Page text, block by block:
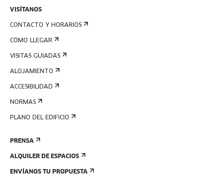
VISÍTANOS
CONTACTO Y HORARIOS
CÓMO LLEGAR
VISITAS GUIADAS
ALOJAMIENTO
ACCESIBILIDAD
NORMAS
PLANO DEL EDIFICIO
PRENSA
ALQUILER DE ESPACIOS
ENVÍANOS TU PROPUESTA